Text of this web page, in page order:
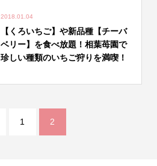
2018.01.04
【くろいちご】や新品種【チーバ
ベリー】を食べ放題！相葉苺園で
珍しい種類のいちご狩りを満喫！
1 2